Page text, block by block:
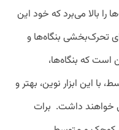
بالا می‌برد که خود این
تحرک‌بخشی بنگاه‌ها و
است که بنگاه‌ها،
این ابزار نوین، بهتر و
خواهند داشت. برات